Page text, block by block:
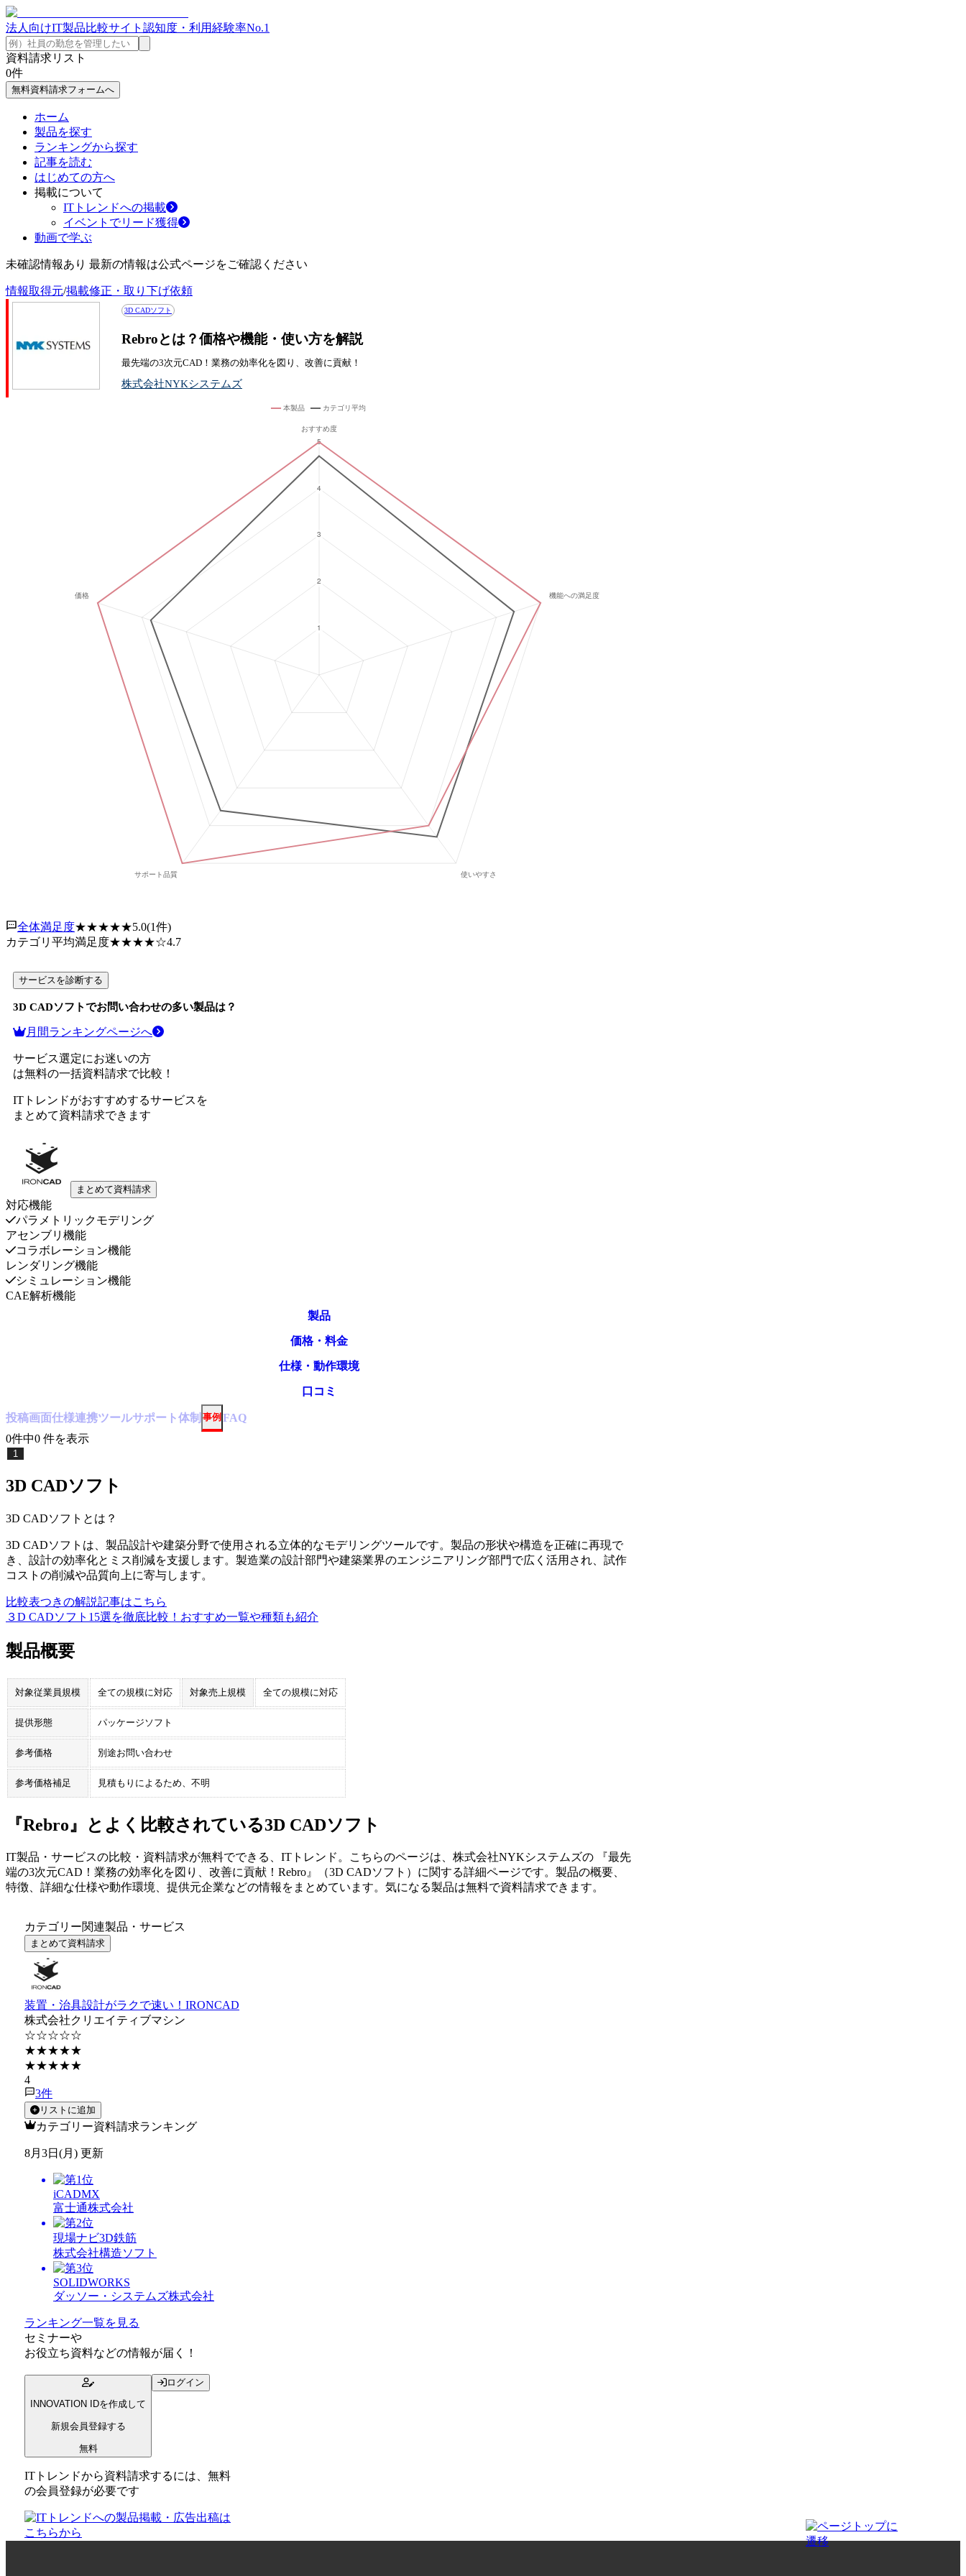
法人向けIT製品比較サイト 認知度・利用経験率No.1
資料請求リスト
0件
無料資料請求フォームへ
ホーム
製品を探す
ランキングから探す
記事を読む
はじめての方へ
掲載について
ITトレンドへの掲載
イベントでリード獲得
動画で学ぶ
未確認情報あり 最新の情報は公式ページをご確認ください
情報取得元/掲載修正・取り下げ依頼
3D CADソフト
Rebroとは？価格や機能・使い方を解説
最先端の3次元CAD！業務の効率化を図り、改善に貢献！
株式会社NYKシステムズ
全体満足度★★★★★5.0(1件)
カテゴリ平均満足度★★★★☆4.7
サービスを診断する
3D CADソフトでお問い合わせの多い製品は？
月間ランキングページへ
サービス選定にお迷いの方
は無料の一括資料請求で比較！
ITトレンドがおすすめするサービスを
まとめて資料請求できます
まとめて資料請求
対応機能
パラメトリックモデリング
アセンブリ機能
コラボレーション機能
レンダリング機能
シミュレーション機能
CAE解析機能
製品
価格・料金
仕様・動作環境
口コミ
投稿画面仕様連携ツールサポート体制 事例 FAQ
0件中0 件を表示
1
3D CADソフト
3D CADソフト とは？
3D CADソフトは、製品設計や建築分野で使用される立体的なモデリングツールです。製品の形状や構造を正確に再現で
き、設計の効率化とミス削減を支援します。製造業の設計部門や建築業界のエンジニアリング部門で広く活用され、試作
コストの削減や品質向上に寄与します。
比較表つきの解説記事はこちら
３D CADソフト15選を徹底比較！おすすめ一覧や種類も紹介
製品概要
対象従業員規模 全ての規模に対応 対象売上規模 全ての規模に対応
提供形態 パッケージソフト
参考価格 別途お問い合わせ
参考価格補足 見積もりによるため、不明
『Rebro』とよく比較されている3D CADソフト
IT製品・サービスの比較・資料請求が無料でできる、ITトレンド。こちらのページは、 株式会社NYKシステムズの 『最先
端の3次元CAD！業務の効率化を図り、改善に貢献！ Rebro』（3D CADソフト ）に関する詳細ページです。製品の概要、
特徴、詳細な仕様や動作環境、提供元企業などの情報をまとめています。気になる製品は無料で資料請求できます。
カテゴリー関連製品・サービス
まとめて資料請求
装置・治具設計がラクで速い！IRONCAD
株式会社クリエイティブマシン
☆☆☆☆☆
★★★★★
★★★★★
4
3件
リストに追加
カテゴリー資料請求ランキング
8月3日(月) 更新
iCADMX
富士通株式会社
現場ナビ3D鉄筋
株式会社構造ソフト
SOLIDWORKS
ダッソー・システムズ株式会社
ランキング一覧を見る
セミナーや
お役立ち資料などの情報が届く！
INNOVATION IDを作成して
新規会員登録する
無料
ログイン
ITトレンドから資料請求するには、無料
の会員登録が必要です